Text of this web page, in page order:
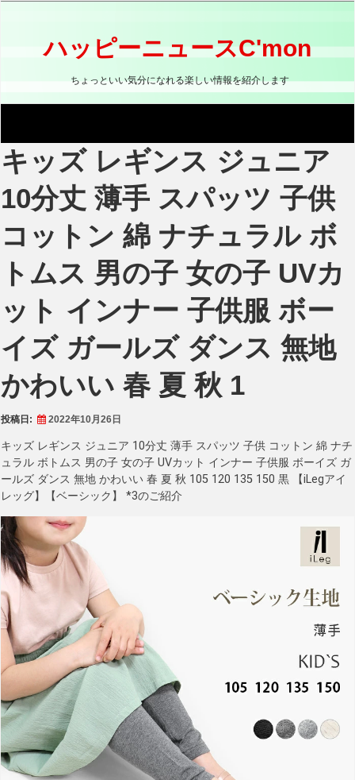
ス
ッ
プ
ハッピーニュースC'mon
ちょっといい気分になれる楽しい情報を紹介します
キッズ レギンス ジュニア
10分丈 薄手 スパッツ 子供
コットン 綿 ナチュラル ボ
トムス 男の子 女の子 UVカ
ット インナー 子供服 ボー
イズ ガールズ ダンス 無地
かわいい 春 夏 秋 1
投稿日: 2022年10月26日
キッズ レギンス ジュニア 10分丈 薄手 スパッツ 子供 コットン 綿 ナチ
ュラル ボトムス 男の子 女の子 UVカット インナー 子供服 ボーイズ ガ
ールズ ダンス 無地 かわいい 春 夏 秋 105 120 135 150 黒 【iLegアイ
レッグ】【ベーシック】 *3のご紹介